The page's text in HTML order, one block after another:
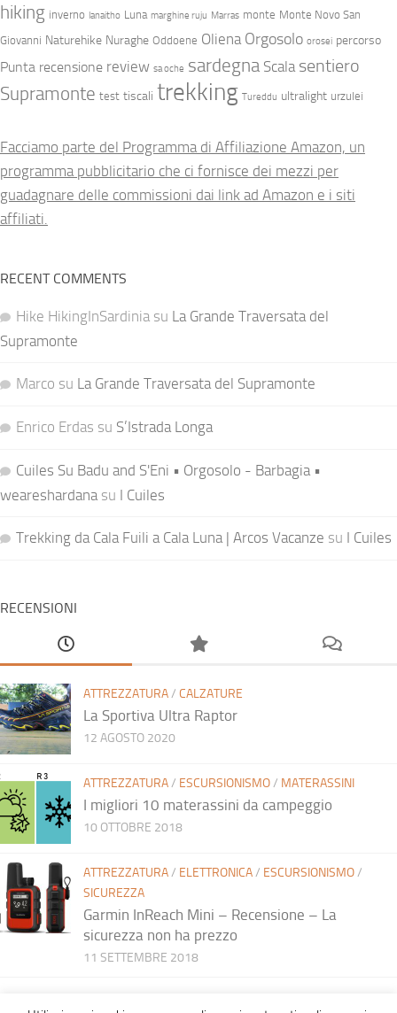
hiking inverno lanaitho Luna marghine ruju Marras monte Monte Novo San
Giovanni Naturehike Nuraghe Oddoene Oliena Orgosolo orosei percorso
Punta recensione review sa oche sardegna Scala sentiero
Supramonte test tiscali trekking Tureddu ultralight urzulei
Facciamo parte del Programma di Affiliazione Amazon, un
programma pubblicitario che ci fornisce dei mezzi per
guadagnare delle commissioni dai link ad Amazon e i siti
affiliati.
RECENT COMMENTS
Hike HikingInSardinia su La Grande Traversata del
Supramonte
Marco su La Grande Traversata del Supramonte
Enrico Erdas su S’Istrada Longa
Cuiles Su Badu and S'Eni • Orgosolo - Barbagia •
weareshardanasu I Cuiles
Trekking da Cala Fuili a Cala Luna | Arcos Vacanze su I Cuiles
RECENSIONI
ATTREZZATURA/ CALZATURE
La Sportiva Ultra Raptor
12 AGOSTO 2020
ATTREZZATURA/ ESCURSIONISMO/ MATERASSINI
I migliori 10 materassini da campeggio
10 OTTOBRE 2018
ATTREZZATURA/ ELETTRONICA/ ESCURSIONISMO/
SICUREZZA
Garmin InReach Mini – Recensione – La
sicurezza non ha prezzo
11 SETTEMBRE 2018